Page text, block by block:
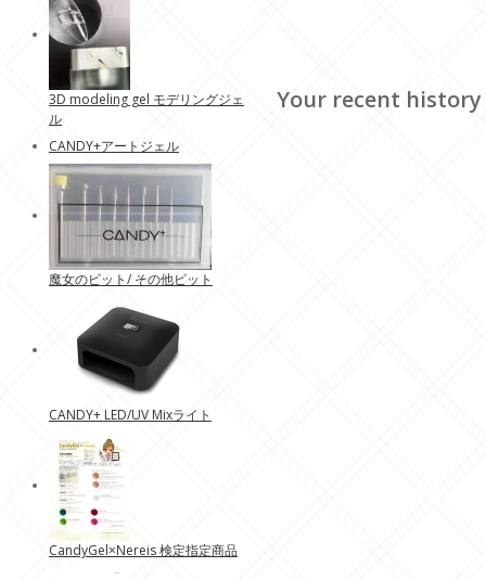
Your recent history
3D modeling gel モデリングジェ
ル
CANDY+アートジェル
魔女のビット/ その他ビット
CANDY+ LED/UV Mixライト
CandyGel×Nereis 検定指定商品